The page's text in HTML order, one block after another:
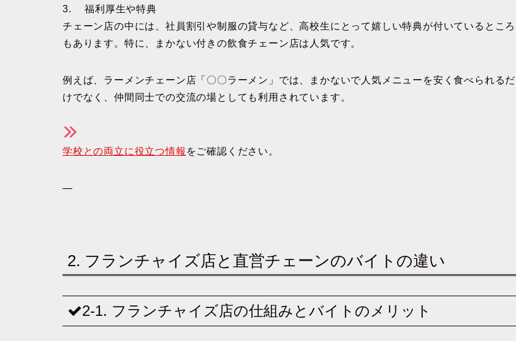
3. 福利厚生や特典
チェーン店の中には、社員割引や制服の貸与など、高校生にとって嬉しい特典が付いているところ
もあります。特に、まかない付きの飲食チェーン店は人気です。
例えば、ラーメンチェーン店「〇〇ラーメン」では、まかないで人気メニューを安く食べられるだ
けでなく、仲間同士での交流の場としても利用されています。
学校との両立に役立つ情報 をご確認ください。
—
2. フランチャイズ店と直営チェーンのバイトの違い
2-1. フランチャイズ店の仕組みとバイトのメリット